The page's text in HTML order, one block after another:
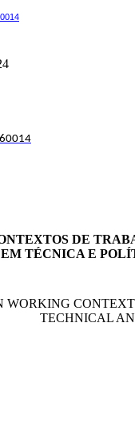
DE
TÉCNICA E
WORKING
TECHNICAL